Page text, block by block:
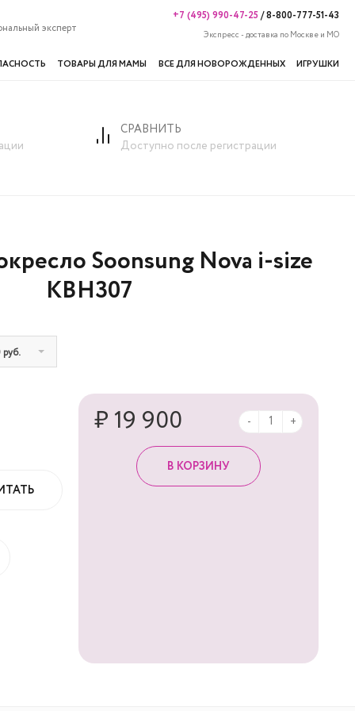
эксперт
+7 (495) 990-47-25/8-800-777-51-43
Экспресс - доставка по Москве и МО
ТОВАРЫ ДЛЯ МАМЫ ВСЕ ДЛЯ НОВОРОЖДЕННЫХ ИГРУШКИ
Детское автокресло Soonsung Nova i-size KBH307
СРАВНИТЬ
Доступно после регистрации
Soonsung Nova i-size
KBH307
руб.
₽ 19 900 - +